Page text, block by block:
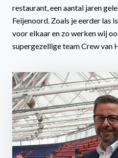
restaurant, een aantal jaren
Feijenoord. Zoals je eerder las
voor elkaar en zo werken wij
supergezellige team Crew van